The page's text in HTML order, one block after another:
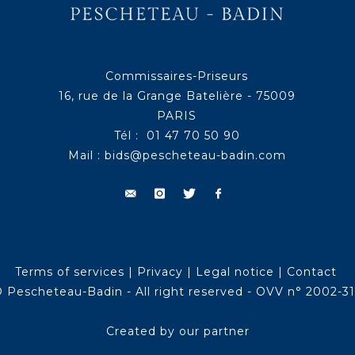
Commissaires-Priseurs
16, rue de la Grange Batelière - 75009
PARIS
Tél : 01 47 70 50 90
Mail : bids@pescheteau-badin.com
Terms of services | Privacy | Legal notice | Contact
Pescheteau-Badin - All right reserved - OVV n° 2002-
Created by our partner